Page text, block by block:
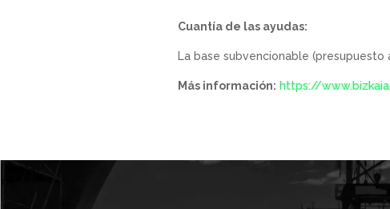
Cuantía de las ayudas:
La base subvencionable
Más información: https://